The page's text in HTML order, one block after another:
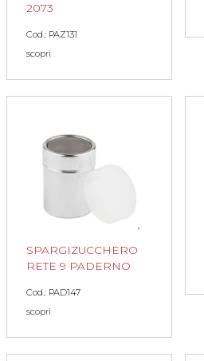
2073
Cod.: PAZ131
scopri
SPARGIZUCCHERO
RETE 9 PADERNO
Cod.: PAD147
scopri